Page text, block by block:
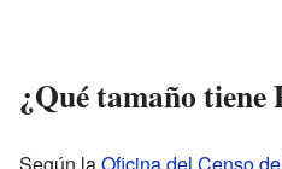
¿Qué tamaño tiene
Según laOficina del Censo